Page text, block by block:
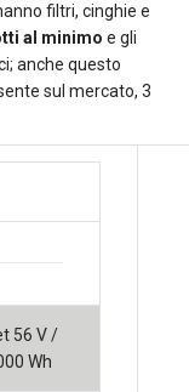
filtri, cinghie e
al minimo e gli
anche questo
sul mercato, 3
56 V /
Wh